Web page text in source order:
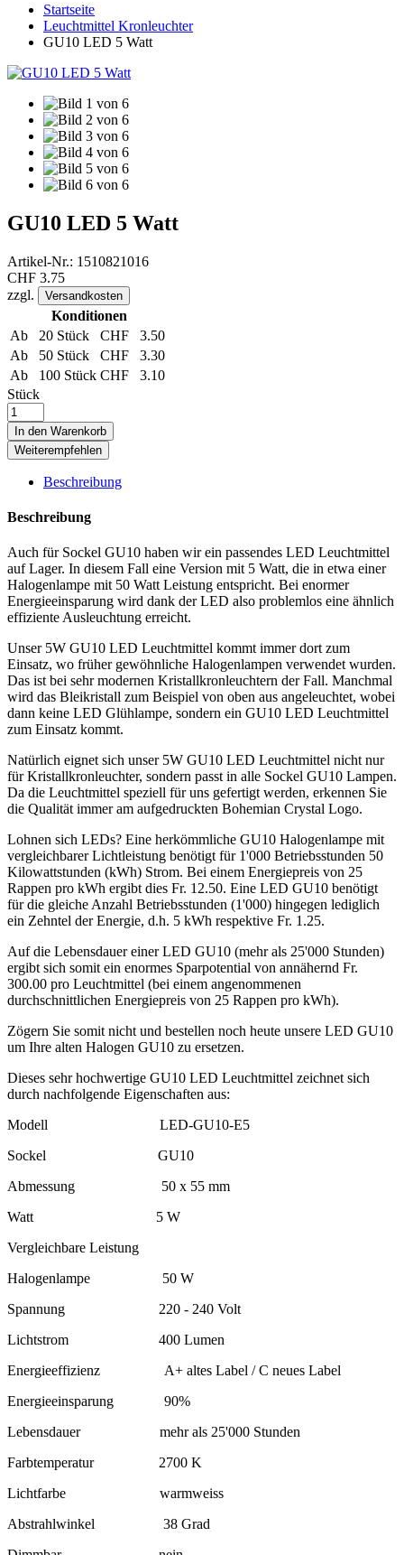
Startseite
Leuchtmittel Kronleuchter
GU10 LED 5 Watt
GU10 LED 5 Watt
Artikel-Nr.: 1510821016
CHF 3.75
zzgl.
Versandkosten
Konditionen
Ab
20 Stück CHF
3.50
Ab
50 Stück CHF
3.30
Ab
100 Stück CHF
3.10
Stück
In den Warenkorb
Weiterempfehlen
Beschreibung
Beschreibung
Auch für Sockel GU10 haben wir ein passendes LED Leuchtmittel
auf Lager. In diesem Fall eine Version mit 5 Watt, die in etwa einer
Halogenlampe mit 50 Watt Leistung entspricht. Bei enormer
Energieeinsparung wird dank der LED also problemlos eine ähnlich
effiziente Ausleuchtung erreicht.
Unser 5W GU10 LED Leuchtmittel kommt immer dort zum
Einsatz, wo früher gewöhnliche Halogenlampen verwendet wurden.
Das ist bei sehr modernen Kristallkronleuchtern der Fall. Manchmal
wird das Bleikristall zum Beispiel von oben aus angeleuchtet, wobei
dann keine LED Glühlampe, sondern ein GU10 LED Leuchtmittel
zum Einsatz kommt.
Natürlich eignet sich unser 5W GU10 LED Leuchtmittel nicht nur
für Kristallkronleuchter, sondern passt in alle Sockel GU10 Lampen.
Da die Leuchtmittel speziell für uns gefertigt werden, erkennen Sie
die Qualität immer am aufgedruckten Bohemian Crystal Logo.
Lohnen sich LEDs? Eine herkömmliche GU10 Halogenlampe mit
vergleichbarer Lichtleistung benötigt für 1'000 Betriebsstunden 50
Kilowattstunden (kWh) Strom. Bei einem Energiepreis von 25
Rappen pro kWh ergibt dies Fr. 12.50. Eine LED GU10 benötigt
für die gleiche Anzahl Betriebsstunden (1'000) hingegen lediglich
ein Zehntel der Energie, d.h. 5 kWh respektive Fr. 1.25.
Auf die Lebensdauer einer LED GU10 (mehr als 25'000 Stunden)
ergibt sich somit ein enormes Sparpotential von annähernd Fr.
300.00 pro Leuchtmittel (bei einem angenommenen
durchschnittlichen Energiepreis von 25 Rappen pro kWh).
Zögern Sie somit nicht und bestellen noch heute unsere LED GU10
um Ihre alten Halogen GU10 zu ersetzen.
Dieses sehr hochwertige GU10 LED Leuchtmittel zeichnet sich
durch nachfolgende Eigenschaften aus:
Modell LED-GU10-E5
Sockel GU10
Abmessung 50 x 55 mm
Watt 5 W
Vergleichbare Leistung
Halogenlampe 50 W
Spannung 220 - 240 Volt
Lichtstrom 400 Lumen
Energieeffizienz A+ altes Label / C neues Label
Energieeinsparung 90%
Lebensdauer mehr als 25'000 Stunden
Farbtemperatur 2700 K
Lichtfarbe warmweiss
Abstrahlwinkel 38 Grad